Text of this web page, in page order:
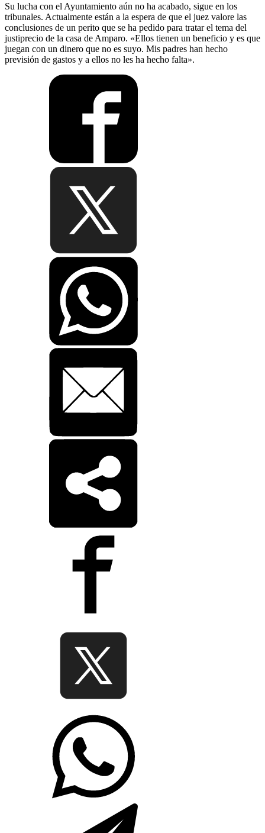
Su lucha con el Ayuntamiento aún no ha acabado, sigue en los
tribunales. Actualmente están a la espera de que el juez valore las
conclusiones de un perito que se ha pedido para tratar el tema del
justiprecio de la casa de Amparo. «Ellos tienen un beneficio y es que
juegan con un dinero que no es suyo. Mis padres han hecho
previsión de gastos y a ellos no les ha hecho falta».